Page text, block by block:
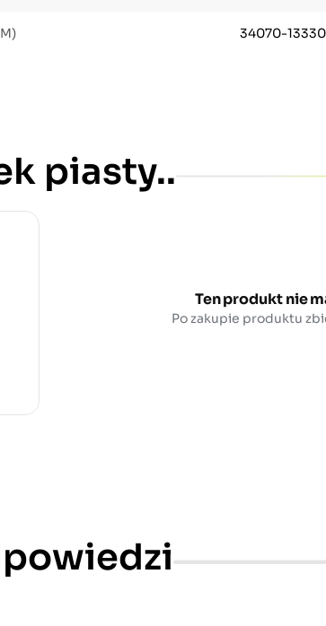
34070-13330
piasty..
Ten produkt nie
Po zakupie produktu